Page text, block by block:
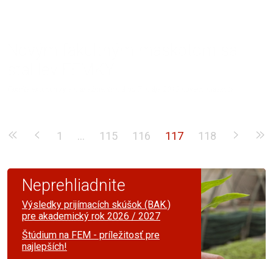
1 ... 115 116 117 118
Neprehliadnite
Výsledky prijímacích skúšok (BAK.)
pre akademický rok 2026 / 2027
Štúdium na FEM - príležitosť pre
najlepších!